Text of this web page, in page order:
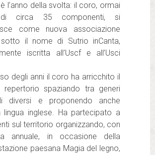
è l’anno della svolta: il coro, ormai
circa 35 componenti, si
come nuova associazione
il nome di Sutrio inCanta,
iscritta all’Uscf e all’Usci
degli anni il coro ha arricchito il
repertorio spaziando tra generi
diversi e proponendo anche
lingua inglese. Ha partecipato a
sul territorio organizzando, con
annuale, in occasione della
paesana Magia del legno,